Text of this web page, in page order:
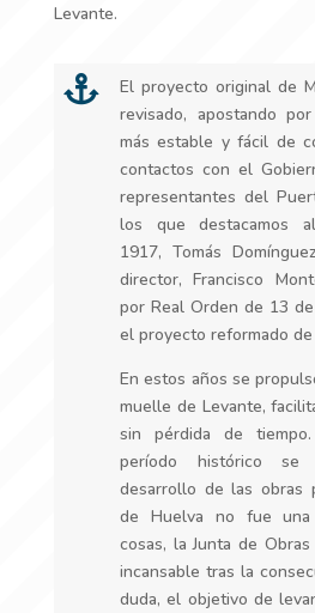
Levante.

El proyecto original de
revisado, apostando
más estable y fácil de
contactos con el
representantes del
los que destacamos
1917, Tomás
director, Francisco
por Real Orden de 13
el proyecto reformado
En estos años se
muelle de Levante,
sin pérdida de tiempo.
período histórico
desarrollo de las obras
de Huelva no fue una
cosas, la Junta de
incansable tras la
duda, el objetivo de